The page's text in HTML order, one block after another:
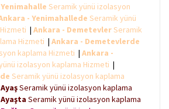
Seramik yünü izolasyon
- Yenimahallede Seramik yünü
| Ankara - DemetevlerSeramik
Hizmeti | Ankara - Demetevlerde
kaplama Hizmeti | Ankara -
izolasyon kaplama Hizmeti |
Seramik yünü izolasyon kaplama
Seramik yünü izolasyon kaplama
Seramik yünü izolasyon kaplama